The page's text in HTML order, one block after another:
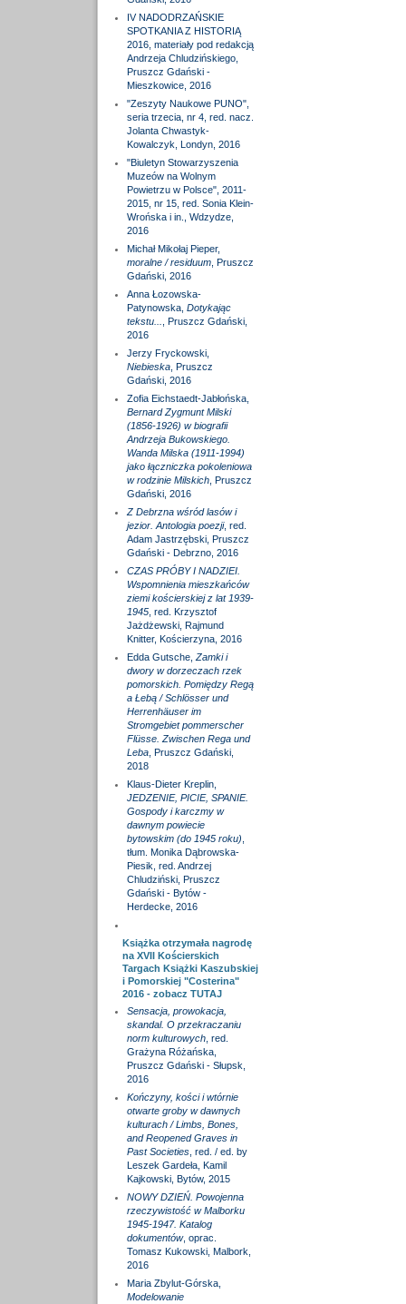
IV NADODRZAŃSKIE
SPOTKANIA Z HISTORIĄ
2016, materiały pod redakcją
Andrzeja Chludzińskiego,
Pruszcz Gdański -
Mieszkowice, 2016
"Zeszyty Naukowe PUNO",
seria trzecia, nr 4, red. nacz.
Jolanta Chwastyk-
Kowalczyk, Londyn, 2016
"Biuletyn Stowarzyszenia
Muzeów na Wolnym
Powietrzu w Polsce", 2011-
2015, nr 15, red. Sonia Klein-
Wrońska i in., Wdzydze,
2016
Michał Mikołaj Pieper,
moralne / residuum, Pruszcz
Gdański, 2016
Anna Łozowska-
Patynowska, Dotykając
tekstu...
, Pruszcz Gdański,
2016
Jerzy Fryckowski,
Niebieska, Pruszcz
Gdański, 2016
Zofia Eichstaedt-Jabłońska,
Bernard Zygmunt Milski
(1856-1926) w biografii
Andrzeja Bukowskiego.
Wanda Milska (1911-1994)
jako łączniczka pokoleniowa
w rodzinie Milskich, Pruszcz
Gdański, 2016
Z Debrzna wśród lasów i
jezior. Antologia poezji, red.
Adam Jastrzębski, Pruszcz
Gdański - Debrzno, 2016
CZAS PRÓBY I NADZIEI.
Wspomnienia mieszkańców
ziemi kościerskiej z lat 1939-
1945, red. Krzysztof
Jażdżewski, Rajmund
Knitter, Kościerzyna, 2016
Edda Gutsche, Zamki i
dwory w dorzeczach rzek
pomorskich. Pomiędzy Regą
a Łebą / Schlösser und
Herrenhäuser im
Stromgebiet pommerscher
Flüsse. Zwischen Rega und
Leba, Pruszcz Gdański,
2018
Klaus-Dieter Kreplin,
JEDZENIE, PICIE, SPANIE.
Gospody i karczmy w
dawnym powiecie
bytowskim (do 1945 roku)
tłum. Monika Dąbrowska-
Piesik, red. Andrzej
Chludziński, Pruszcz
Gdański - Bytów -
Herdecke, 2016
Książka otrzymała nagrodę
na XVII Kościerskich
Targach Książki Kaszubskiej
i Pomorskiej "Costerina"
2016 - zobacz TUTAJ
Sensacja, prowokacja,
skandal. O przekraczaniu
norm kulturowych, red.
Grażyna Różańska,
Pruszcz Gdański - Słupsk,
2016
Kończyny, kości i wtórnie
otwarte groby w dawnych
kulturach / Limbs, Bones,
and Reopened Graves in
Past Societies, red. / ed. by
Leszek Gardeła, Kamil
Kajkowski, Bytów, 2015
NOWY DZIEŃ. Powojenna
rzeczywistość w Malborku
1945-1947. Katalog
dokumentów, oprac.
Tomasz Kukowski, Malbork,
2016
Maria Zbylut-Górska,
Modelowanie